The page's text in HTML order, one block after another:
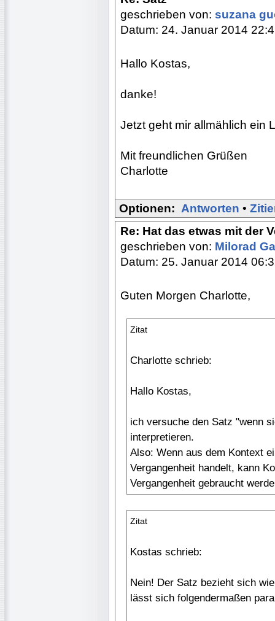
geschrieben von: suzana
Datum: 24. Januar 2014
Hallo Kostas,
danke!
Jetzt geht mir allmählich ein
Mit freundlichen Grüßen
Charlotte
Optionen: Antworten •
Re: Hat das etwas mit der
geschrieben von: Milorad
Datum: 25. Januar 2014
Guten Morgen Charlotte,
Zitat
Charlotte schrieb:
Hallo Kostas,
ich versuche den Satz "wenn
interpretieren.
Also: Wenn aus dem Kontext
Vergangenheit handelt, kann
Vergangenheit gebraucht
Zitat
Kostas schrieb:
Nein! Der Satz bezieht sich
lässt sich folgendermaßen